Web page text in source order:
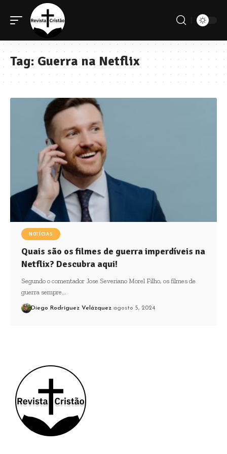
Tag: Guerra na Netflix
NOTÍCIAS
Quais são os filmes de guerra imperdíveis na
Netflix? Descubra aqui!
Segundo o comentador Jose Severiano Morel Filho, os filmes de
guerra sempre…
Diego Rodríguez Velázquez agosto 5, 2024